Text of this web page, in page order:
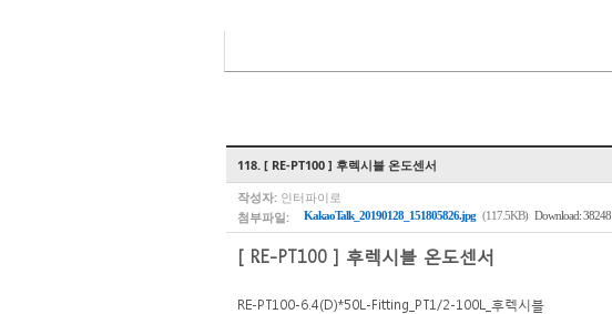
118. [ RE-PT100 ] 후렉시블 온도센서
작성자: 인터파이로
첨부파일:
KakaoTalk_20190128_151805826.jpg (117.5KB) Download: 38248
[ RE-PT100 ] 후렉시블 온도센서
RE-PT100-6.4(D)*50L-Fitting_PT1/2-100L_후렉시블